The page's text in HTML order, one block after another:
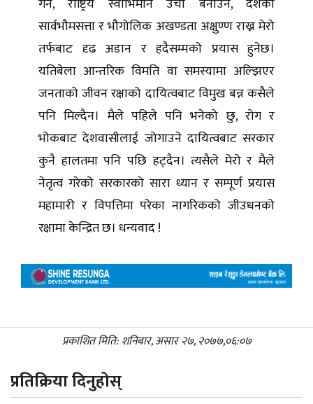
सार्वभौमसत्ता र भौगोलिक अखण्डता अक्षुण्ण राख्न मेरो
तर्फबाट दृढ अडान र हदैसम्मको प्रयास हुनेछ।
यतिबेला आन्तरिक विमति वा समस्यामा अल्झिएर
जनताको जीवन रक्षाको दायित्वबाट विमुख बन्न कसैले
पनि मिल्दैन। मैले पहिले पनि भनेको छु, रोग र
भोकबाट देशवासीलाई जोगाउने दायित्वबाट सरकार
कुनै हालतमा पनि पछि हट्दैन। त्यसैले मेरो र मैले
नेतृत्व गरेको सरकारको सारा ध्यान र सम्पूर्ण प्रयास
महामारी र विपत्तिमा परेका नागरिकको जीउधनको
रक्षामा केन्द्रित छ। धन्यवाद !
प्रकाशित मिति: शनिबार, असार २७, २०७७,०६:०७
प्रतिक्रिया दिनुहोस्